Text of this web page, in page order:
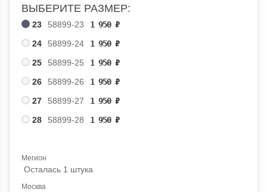
ВЫБЕРИТЕ РАЗМЕР:
23 58899-23 1 950 ₽
24
58899-24 1 950 ₽
25
58899-25 1 950 ₽
26
58899-26 1 950 ₽
27
58899-27 1 950 ₽
28
58899-28 1 950 ₽
Мегион
Осталась 1 штука
Москва